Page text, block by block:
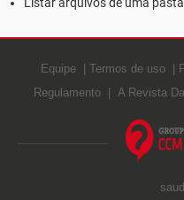
Equipe Termos de uso
Regulamento
A Revista